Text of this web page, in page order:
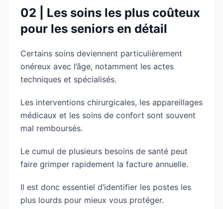
02 | Les soins les plus coûteux
pour les seniors en détail
Certains soins deviennent particulièrement
onéreux avec l’âge, notamment les actes
techniques et spécialisés.
Les interventions chirurgicales, les appareillages
médicaux et les soins de confort sont souvent
mal remboursés.
Le cumul de plusieurs besoins de santé peut
faire grimper rapidement la facture annuelle.
Il est donc essentiel d’identifier les postes les
plus lourds pour mieux vous protéger.